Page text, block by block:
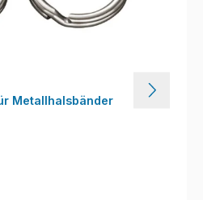
Metallhalsbänder